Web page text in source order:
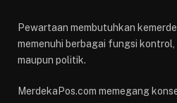
Pewartaan membutuhkan
memenuhi berbagai fungsi kontrol,
maupun politik.
MerdekaPos.com memegang